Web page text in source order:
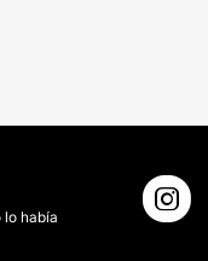
lo había